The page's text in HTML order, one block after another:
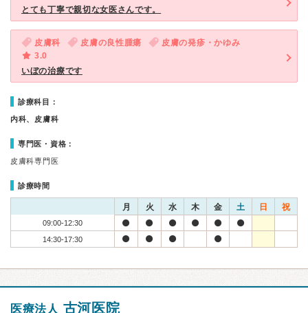
とても丁寧で親切な女医さんです。
皮膚科 皮膚の良性腫瘍
皮膚の発疹・かゆみ
3.0
いぼの治療です
診療科目：
内科、皮膚科
専門医・資格：
皮膚科専門医
診療時間
月 火 水 木 金 土 日 祝
09:00-12:30
14:30-17:30
医療法人 古河医院